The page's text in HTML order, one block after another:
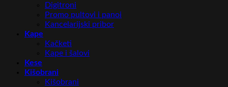
Digitroni
Promo pultovi i panoi
Kancelarijski pribor
Kape
Kačketi
Kape i šalovi
Kese
Kišobrani
Kišobrani